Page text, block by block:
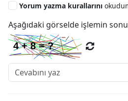
Yorum yazma kurallarını
Aşağıdaki görselde işlemin